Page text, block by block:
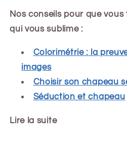
Nos conseils pour que
qui vous sublime :
Colorimétrie : la
images
Choisir son chapeau
Séduction et chapeau
Lire la suite